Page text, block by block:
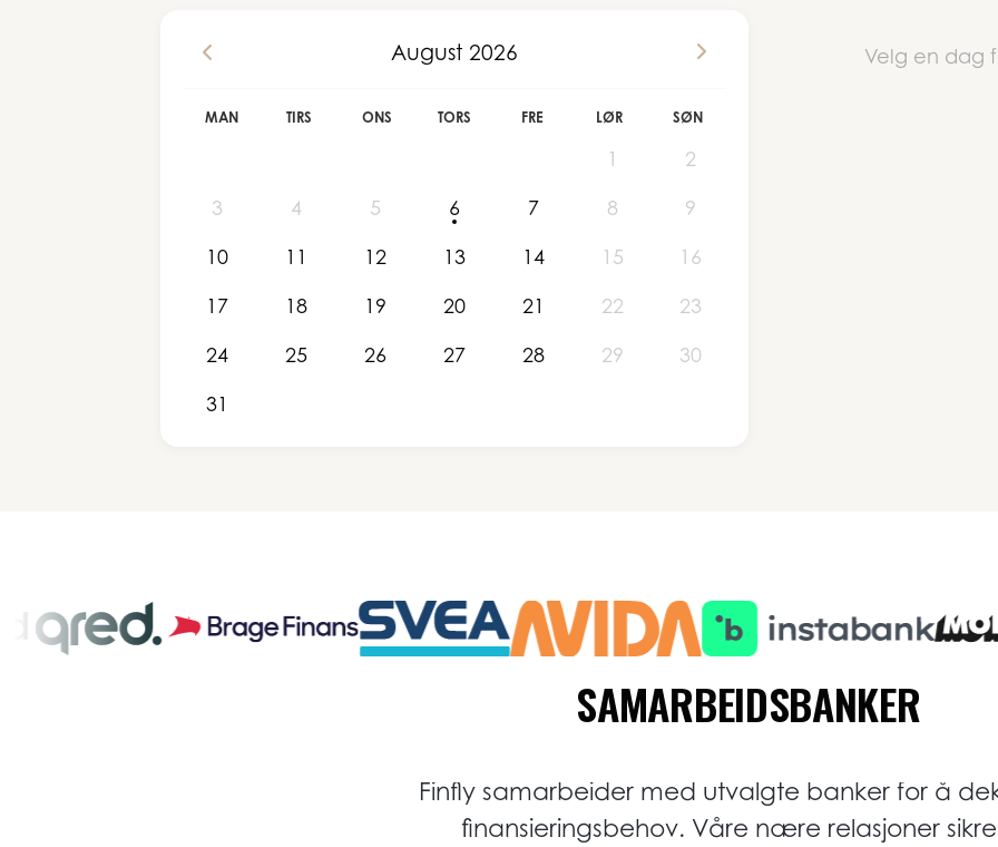
August 2026
MAN TIRS ONS TORS FRE LØR SØN
1 2
3 4 5 6 7 8 9
10 11 12 13 14 15 16
17 18 19 20 21 22 23
24 25 26 27 28 29 30
31
Velg en dag
SAMARBEIDSBANKER
Finfly samarbeider med utvalgte banker for å
finansieringsbehov. Våre nære relasjoner